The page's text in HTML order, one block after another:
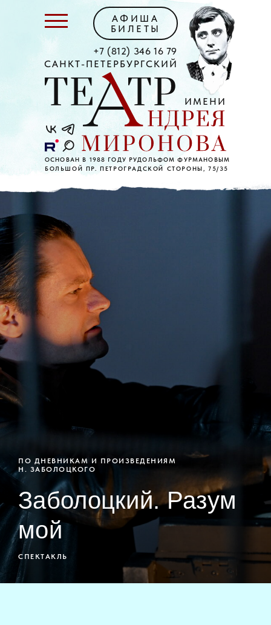
САНКТ-ПЕТЕРБУРГСКИЙ
ИМЕНИ
ОСНОВАН В 1988 ГОДУ РУДОЛЬФОМ ФУРМАНОВЫМ
+7 (812) 346 16 79
БОЛЬШОЙ ПР. ПЕТРОГРАДСКОЙ СТОРОНЫ, 75/35
АФИША
БИЛЕТЫ
ПО ДНЕВНИКАМ И ПРОИЗВЕДЕНИЯМ
Н. ЗАБОЛОЦКОГО
Заболоцкий. Разум
мой
СПЕКТАКЛЬ